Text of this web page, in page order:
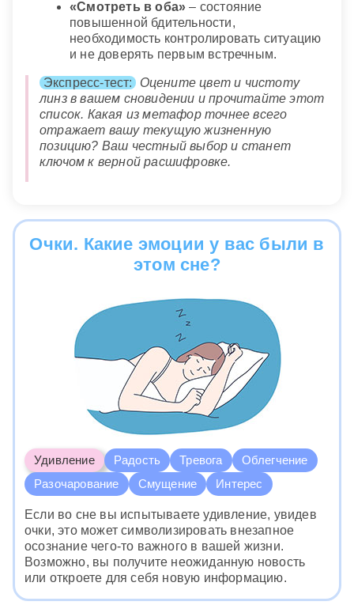
«Смотреть в оба» – состояние
повышенной бдительности,
необходимость контролировать ситуацию
и не доверять первым встречным.
Экспресс-тест:
Оцените цвет и чистоту
линз в вашем сновидении и прочитайте этот
список. Какая из метафор точнее всего
отражает вашу текущую жизненную
позицию? Ваш честный выбор и станет
ключом к верной расшифровке.
Очки. Какие эмоции у вас были в
этом сне?
Удивление Радость Тревога
Облегчение
Разочарование
Смущение Интерес
Если во сне вы испытываете удивление, увидев
очки, это может символизировать внезапное
осознание чего-то важного в вашей жизни.
Возможно, вы получите неожиданную новость
или откроете для себя новую информацию.